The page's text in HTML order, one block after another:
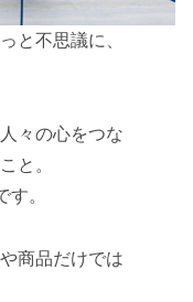
と不思議に、
々の心をつな
と。
。
商品だけでは